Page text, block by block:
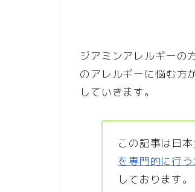
ジアミンアレルギーの
のアレルギーに悩む方
していきます。
この記事は日
を専門的に行
しております。